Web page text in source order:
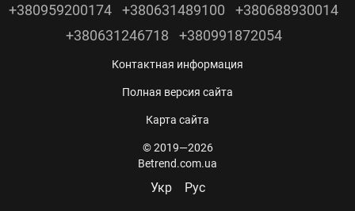
+380959200174 +380631489100
+380688930014
+380631246718
+380991872054
Контактная информация
Полная версия сайта
Карта сайта
© 2019—2026
Betrend.com.ua
Укр Рус